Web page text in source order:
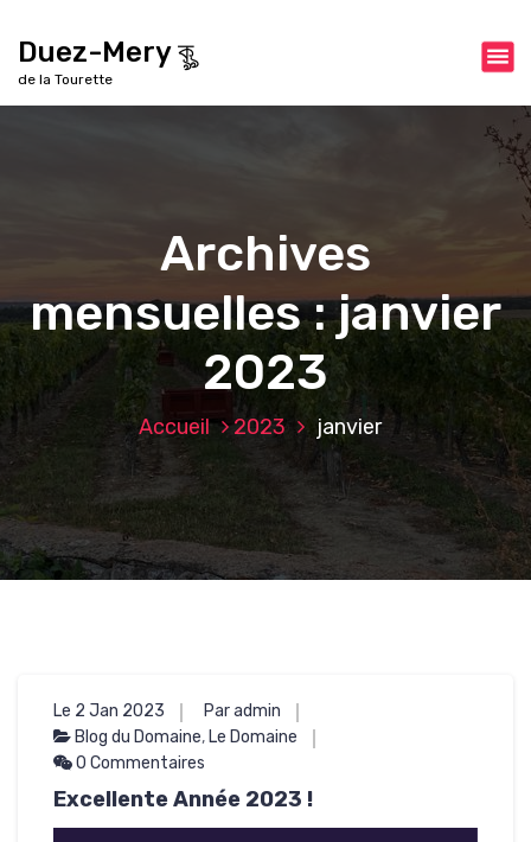
e
n
u
Duez-Mery কৣ
de la Tourette
Archives
mensuelles : janvier
2023
Accueil 2023 janvier
Le 2 Jan 2023
Par admin
Blog du Domaine, Le Domaine
0 Commentaires
Excellente Année 2023 !